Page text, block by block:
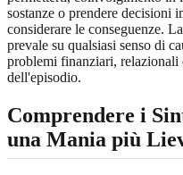
sostanze o prendere decisioni
considerare le conseguenze.
prevale su qualsiasi senso di
problemi finanziari, relazionali
dell'episodio.
Comprendere i
una Mania più